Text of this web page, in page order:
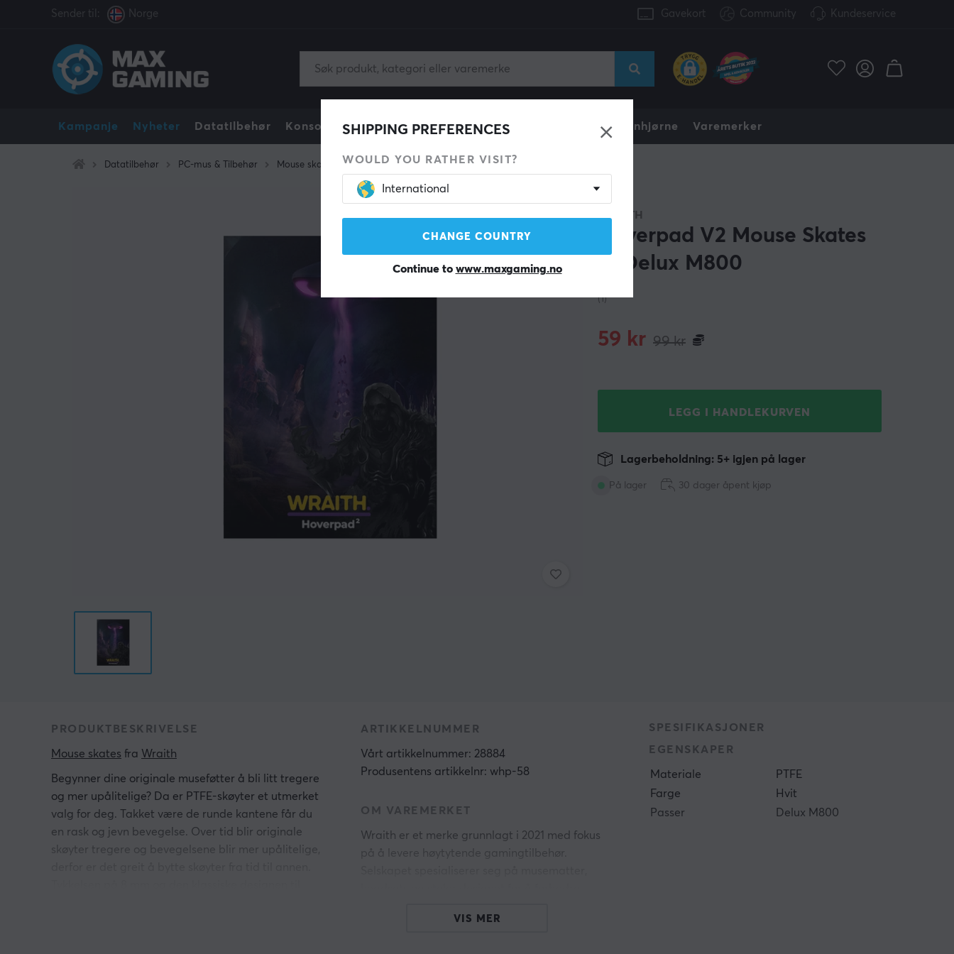
Sender til: Norge Gavekort Community Kundeservice
Kampanje Nyheter Datatilbehør Konsoll Gamingstol Mobiltilbehør Funnhjørne Varemerker
SHIPPING PREFERENCES
WOULD YOU RATHER VISIT?
International
CHANGE COUNTRY
Continue to www.maxgaming.no
Datatilbehør PC-mus & Tilbehør Mouse skates
WRAITH
Hoverpad V2 Mouse Skates
til Delux M800
(1)
99kr
59 kr
LEGG I HANDLEKURVEN
På lager
Lagerbeholdning: 5+ igjen på lager
30 dager åpent kjøp
PRODUKTBESKRIVELSE
Mouse skates fra Wraith
Begynner dine originale museføtter å bli litt tregere
og mer upålitelige? Da er PTFE-skøyter et utmerket
valg for deg. Takket være de runde kantene får du
en rask og jevn bevegelse. Over tid blir originale
skøyter tregere og bevegelsene blir mer upålitelige,
ARTIKKELNUMMER
Vårt artikkelnummer: 28884
Produsentens artikkelnr: whp-58
OM VAREMERKET
Wraith er et merke grunnlagt i 2021 med fokus
på å levere høytytende gamingtilbehør.
profesjonelle og ambisiøse gamere.
SPESIFIKASJONER
EGENSKAPER
Materiale
PTFE
Farge
Hvit
Passer
Delux M800
VIS MER